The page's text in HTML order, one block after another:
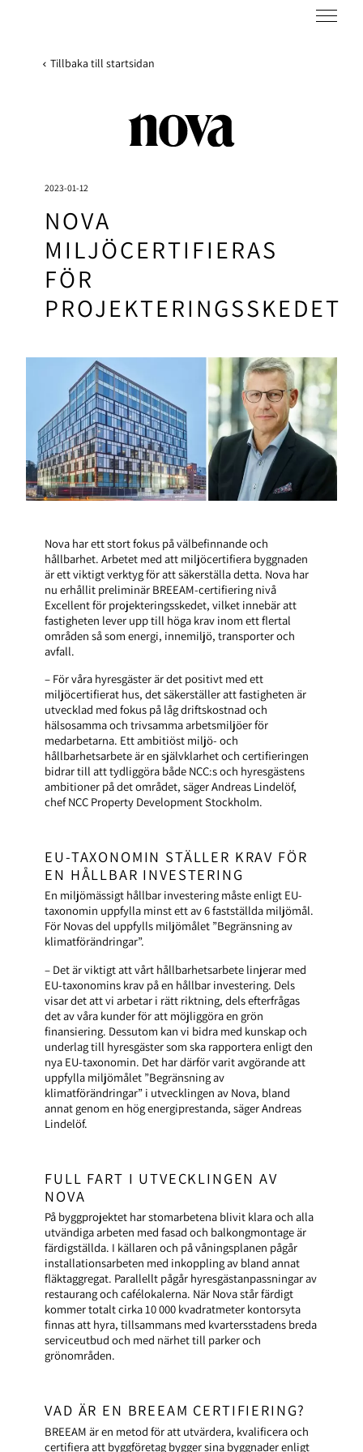
Tillbaka till startsidan
2023-01-12
NOVA
MILJÖCERTIFIERAS
FÖR
PROJEKTERINGSSKEDET
Nova har ett stort fokus på välbefinnande och
hållbarhet. Arbetet med att miljöcertifiera byggnaden
är ett viktigt verktyg för att säkerställa detta. Nova har
nu erhållit preliminär BREEAM-certifiering nivå
Excellent för projekteringsskedet, vilket innebär att
fastigheten lever upp till höga krav inom ett flertal
områden så som energi, innemiljö, transporter och
avfall.
– För våra hyresgäster är det positivt med ett
miljöcertifierat hus, det säkerställer att fastigheten är
utvecklad med fokus på låg driftskostnad och
hälsosamma och trivsamma arbetsmiljöer för
medarbetarna. Ett ambitiöst miljö- och
hållbarhetsarbete är en självklarhet och certifieringen
bidrar till att tydliggöra både NCC:s och hyresgästens
ambitioner på det området, säger Andreas Lindelöf,
chef NCC Property Development Stockholm.
EU-TAXONOMIN STÄLLER KRAV FÖR
EN HÅLLBAR INVESTERING
En miljömässigt hållbar investering måste enligt EU-
taxonomin uppfylla minst ett av 6 fastställda miljömål.
För Novas del uppfylls miljömålet ”Begränsning av
klimatförändringar”.
– Det är viktigt att vårt hållbarhetsarbete linjerar med
EU-taxonomins krav på en hållbar investering. Dels
visar det att vi arbetar i rätt riktning, dels efterfrågas
det av våra kunder för att möjliggöra en grön
finansiering. Dessutom kan vi bidra med kunskap och
underlag till hyresgäster som ska rapportera enligt den
nya EU-taxonomin. Det har därför varit avgörande att
uppfylla miljömålet ”Begränsning av
klimatförändringar” i utvecklingen av Nova, bland
annat genom en hög energiprestanda, säger Andreas
Lindelöf.
FULL FART I UTVECKLINGEN AV
NOVA
På byggprojektet har stomarbetena blivit klara och alla
utvändiga arbeten med fasad och balkongmontage är
färdigställda. I källaren och på våningsplanen pågår
installationsarbeten med inkoppling av bland annat
fläktaggregat. Parallellt pågår hyresgästanpassningar av
restaurang och cafélokalerna. När Nova står färdigt
kommer totalt cirka 10 000 kvadratmeter kontorsyta
finnas att hyra, tillsammans med kvartersstadens breda
serviceutbud och med närhet till parker och
grönområden.
VAD ÄR EN BREEAM CERTIFIERING?
BREEAM är en metod för att utvärdera, kvalificera och
certifiera att byggföretag bygger sina byggnader enligt